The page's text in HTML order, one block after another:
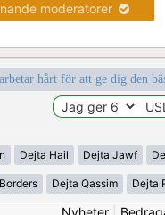
moderatorer
hårt för att ge dig den
Dejta Hail Dejta Jawf
Dejta Qassim Dejta
Nyheter|